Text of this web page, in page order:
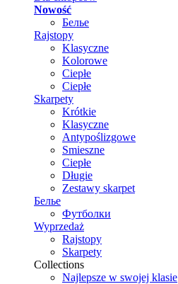
Nowość
Белье
Rajstopy
Klasyczne
Kolorowe
Ciepłe
Ciepłe
Skarpety
Krótkie
Klasyczne
Antypoślizgowe
Smieszne
Ciepłe
Długie
Zestawy skarpet
Белье
Футболки
Wyprzedaż
Rajstopy
Skarpety
Collections
Najlepsze w swojej klasie